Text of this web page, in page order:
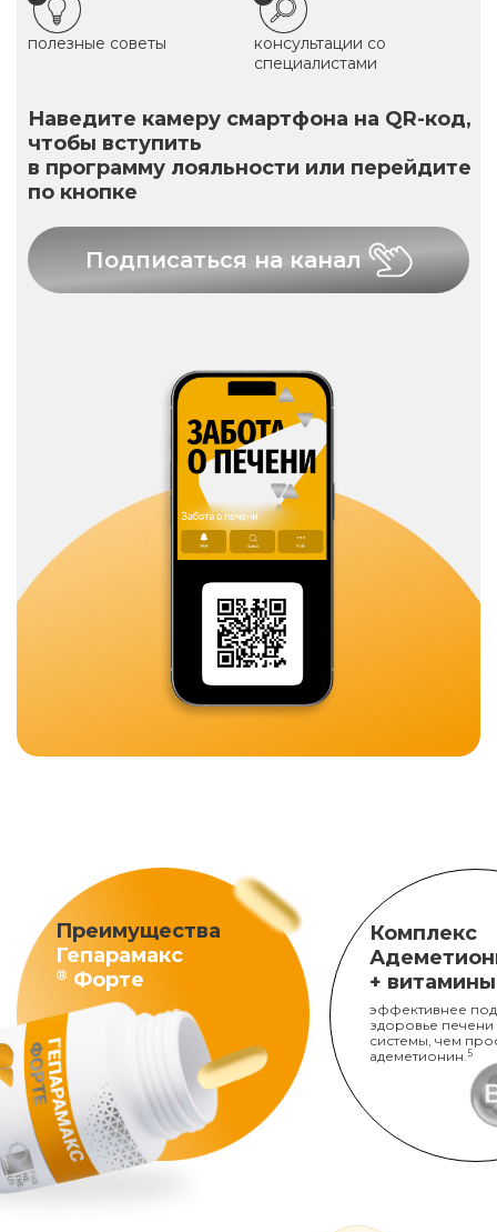
полезные советы
консультации со
специалистами
Наведите камеру смартфона на QR-код,
чтобы вступить
в программу лояльности или перейдите
по кнопке
Подписаться на канал
Преимущества
Гепарамакс
® Форте
Комплекс
+
эффективнее
здоровье печени
системы, чем
адеметионин. 5